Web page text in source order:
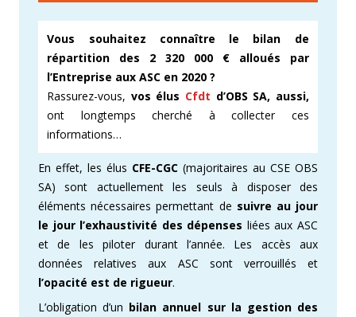
Vous souhaitez connaître le bilan de
répartition des 2 320 000 € alloués par
l’Entreprise aux ASC en 2020 ?
Rassurez-vous, vos élus Cfdt d’OBS SA, aussi,
ont longtemps cherché à collecter ces
informations…
En effet, les élus CFE-CGC (majoritaires au CSE OBS
SA) sont actuellement les seuls à disposer des
éléments nécessaires permettant de suivre au jour
le jour l’exhaustivité des dépenses liées aux ASC
et de les piloter durant l’année. Les accès aux
données relatives aux ASC sont verrouillés et
l’opacité est de rigueur.
L’obligation d’un bilan annuel sur la gestion des